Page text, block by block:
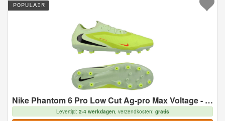
Nike Phantom 6 Pro Low Cut Ag-pro Max Voltage - Geel/zwart/oranje - Kunstgras (Ag), maat 45
Levertijd: 2-4 werkdagen, verzendkosten: gratis
POPULAIR